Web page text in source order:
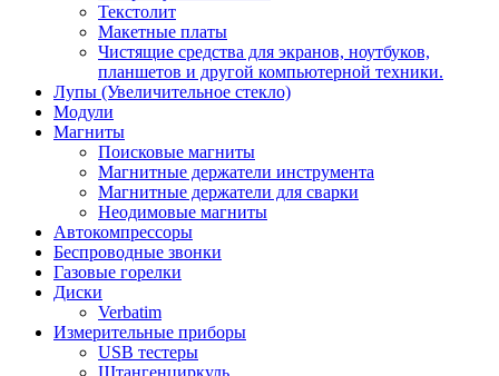
Текстолит
Макетные платы
Чистящие средства для экранов, ноутбуков,
планшетов и другой компьютерной техники.
Лупы (Увеличительное стекло)
Модули
Магниты
Поисковые магниты
Магнитные держатели инструмента
Магнитные держатели для сварки
Неодимовые магниты
Автокомпрессоры
Беспроводные звонки
Газовые горелки
Диски
Verbatim
Измерительные приборы
USB тестеры
Штангенциркуль